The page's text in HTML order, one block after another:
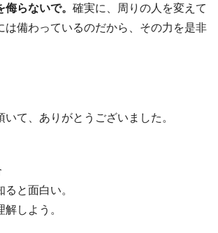
らないで。 確実に、周りの人を変えて
は備わっているのだから、その力を是非
いて、ありがとうございました。
と面白い。
しよう。